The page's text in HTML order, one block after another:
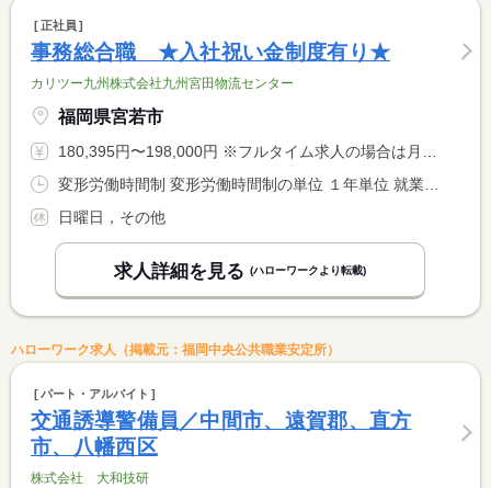
正社員
事務総合職 ★入社祝い金制度有り★
カリツー九州株式会社九州宮田物流センター
福岡県宮若市
180,395円〜198,000円 ※フルタイム求人の場合は月額（換算額）、パート求人の場合は時間額を表示しています。
日曜日，その他
求人詳細を見る (ハローワークより転載)
ハローワーク求人（掲載元：福岡中央公共職業安定所）
パート・アルバイト
交通誘導警備員／中間市、遠賀郡、直方
市、八幡西区
株式会社 大和技研